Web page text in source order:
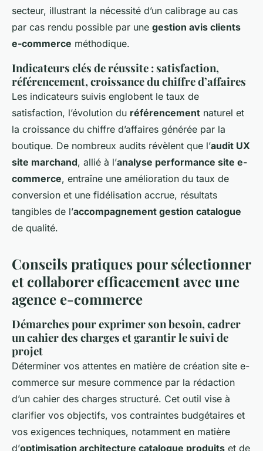
secteur, illustrant la nécessité d’un calibrage au cas
par cas rendu possible par une gestion avis clients
e-commerce méthodique.
Indicateurs clés de réussite : satisfaction,
référencement, croissance du chiffre d’affaires
Les indicateurs suivis englobent le taux de
satisfaction, l’évolution du référencement naturel et
la croissance du chiffre d’affaires générée par la
boutique. De nombreux audits révèlent que l’audit UX
site marchand, allié à l’analyse performance site e-
commerce, entraîne une amélioration du taux de
conversion et une fidélisation accrue, résultats
tangibles de l’accompagnement gestion catalogue
de qualité.
Conseils pratiques pour sélectionner
et collaborer efficacement avec une
agence e-commerce
Démarches pour exprimer son besoin, cadrer
un cahier des charges et garantir le suivi de
projet
Déterminer vos attentes en matière de création site e-
commerce sur mesure commence par la rédaction
d’un cahier des charges structuré. Cet outil vise à
clarifier vos objectifs, vos contraintes budgétaires et
vos exigences techniques, notamment en matière
d’optimisation architecture catalogue produits et de